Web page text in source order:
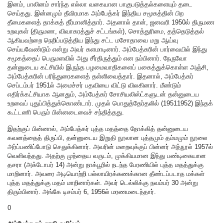
இனம், பாலினம் சார்ந்த எல்லா வகையான பாகுபடுத்தல்களையும் தடை
செய்தது. இன்னமும் தீவிரமாக அம்பேத்கர் இந்திய சமூகத்தின் பிற
தீமைகளைத் தாக்கத் தீர்மானித்தார். அதனால் தான், ஜனவரி 1950ல் திருமண
உறவுகள் (திருமண, விவாகரத்துச் சட்டங்கள்), சொத்துரிமை, தத்தெடுத்தல்
ஆகியவற்றை நெறிப்படுத்திய இந்து சட்ட மசோதாவை மறு ஆய்வு
செய்யவேண்டும் என்று அவர் களமாடினார். அம்பேத்கரின் பார்வையில் இந்து
சமூகத்தைப் பெருமளவில் அது சீர்திருத்தும் என நம்பினார். நேருவோ
தன்னுடைய கட்சியில் இருந்த பழமைவாதிகளைப் பகைத்துக்கொள்ள அஞ்சி,
அம்பேத்கரின் பரிந்துரைகளைத் தள்ளிவைத்தார். இதனால், அம்பேத்கர்
செப்டம்பர் 1951ல் அமைச்சர் பதவியை விட்டு விலகினார். மீண்டும்
எதிர்க்கட்சியாக ஆனதும், அம்பேத்கர் சோசியலிஸ்ட்களுடன் தன்னுடைய
உறவைப் புதுப்பித்துக்கொண்டார். முதல் பொதுத்தேர்தலில் (19511952) இந்தக்
கூட்டணி பெரும் பின்னடைவைச் சந்தித்தது.
இதற்குப் பின்னால், அம்பேத்கர் புத்த மதத்தை நோக்கித் தன்னுடைய
கவனத்தைத் திருப்பி, தன்னுடைய இறுதி நூலான புத்தமும் தம்மமும் நூலை
அர்ப்பணிப்போடு செதுக்கினார். அவரின் மறைவுக்குப் பின்னர் அந்நூல் 1957ல்
வெளிவந்தது. அதற்கு முந்தைய வருடம், முக்கியமான இந்து பண்டிகையான
தசரா (அக்டோபர் 14) அன்று நாக்பூரில் நடந்த பேரணியில் புத்த மதத்துக்கு
மாறினார். அவரை அடியொற்றி பல்லாயிரக்கணக்கான தீண்டப்படாத மக்கள்
புத்த மதத்துக்கு மதம் மாறினார்கள். அவர் டெல்லிக்கு நவம்பர் 30 அன்று
திரும்பினார். அங்கே டிசம்பர் 6, 1956ல் மரணமடைந்தார்.
0